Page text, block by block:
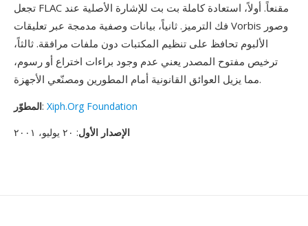
تجعل FLAC مقنعاً. أولاً، استعادة كاملة بت بت للإشارة الأصلية عند
فك الترميز. ثانياً، بيانات وصفية مدمجة عبر تعليقات Vorbis وصور
الألبوم تحافظ على تنظيم المكتبات دون ملفات مرافقة. ثالثاً،
ترخيص مفتوح المصدر يعني عدم وجود براءات اختراع أو رسوم،
مما يزيل العوائق القانونية أمام المطورين ومصنّعي الأجهزة.
المطوّر: Xiph.Org Foundation
الإصدار الأول: ٢٠ يوليو، ٢٠٠١